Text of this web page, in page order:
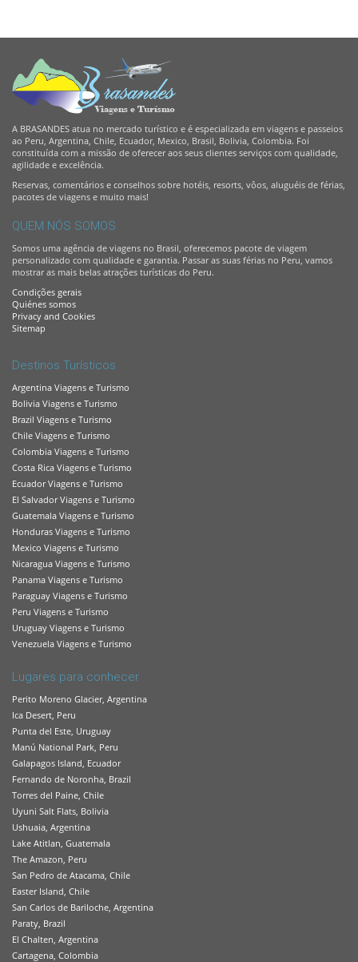
A BRASANDES atua no mercado turístico e é especializada em viagens e passeios
ao Peru, Argentina, Chile, Ecuador, Mexico, Brasil, Bolivia, Colombia. Foi
constituída com a missão de oferecer aos seus clientes serviços com qualidade,
agilidade e excelência.
Reservas, comentários e conselhos sobre hotéis, resorts, vôos, aluguéis de férias,
pacotes de viagens e muito mais!
QUEM NÓS SOMOS
Somos uma agência de viagens no Brasil, oferecemos pacote de viagem
personalizado com qualidade e garantia. Passar as suas férias no Peru, vamos
mostrar as mais belas atrações turísticas do Peru.
Condições gerais
Quiénes somos
Privacy and Cookies
Sitemap
Destinos Turísticos
Argentina Viagens e Turismo
Bolivia Viagens e Turismo
Brazil Viagens e Turismo
Chile Viagens e Turismo
Colombia Viagens e Turismo
Costa Rica Viagens e Turismo
Ecuador Viagens e Turismo
El Salvador Viagens e Turismo
Guatemala Viagens e Turismo
Honduras Viagens e Turismo
Mexico Viagens e Turismo
Nicaragua Viagens e Turismo
Panama Viagens e Turismo
Paraguay Viagens e Turismo
Peru Viagens e Turismo
Uruguay Viagens e Turismo
Venezuela Viagens e Turismo
Lugares para conhecer
Perito Moreno Glacier, Argentina
Ica Desert, Peru
Punta del Este, Uruguay
Manú National Park, Peru
Galapagos Island, Ecuador
Fernando de Noronha, Brazil
Torres del Paine, Chile
Uyuni Salt Flats, Bolivia
Ushuaia, Argentina
Lake Atitlan, Guatemala
The Amazon, Peru
San Pedro de Atacama, Chile
Easter Island, Chile
San Carlos de Bariloche, Argentina
Paraty, Brazil
El Chalten, Argentina
Cartagena, Colombia